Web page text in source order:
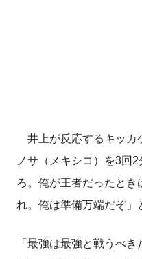
井上が反応するキッカ
ノサ（メキシコ）を3回
ろ。俺が王者だったとき
れ。俺は準備万端だぞ」
「最強は最強と戦うべ